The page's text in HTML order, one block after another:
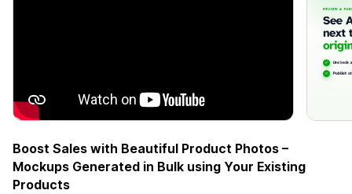
Boost Sales with Beautiful Product Photos –
Mockups Generated in Bulk using Your Existing
Products